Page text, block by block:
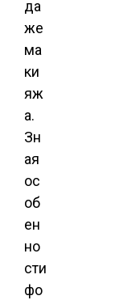
да
же
ма
ки
яж
а.
Зн
ая
ос
об
ен
но
сти
фо